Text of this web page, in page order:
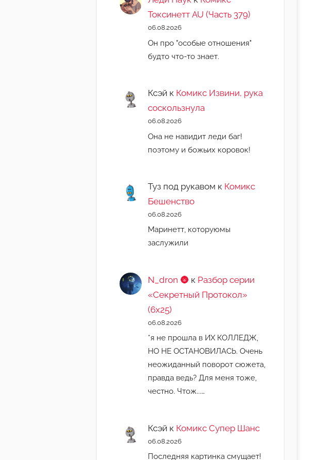
Токсинетт AU (Часть 379)
06.08.2026
Он про "особые отношения"
будто что-то знает.
Ксэй к Комикс Извини, рука
соскользнула
06.08.2026
Она не навидит леди баг!
поэтому и божьих коровок!
Туз под рукавом к Комикс
Бешенство
06.08.2026
Маринетт, которуюмы
заслужили
N_dron 🌚 к Разбор серии
«Секретный Протокол»
(6х25)
06.08.2026
*я не прошла в ИХ КОЛЛЕДЖ,
НО НЕ ОСТАНОВИЛАСЬ. Очень
неожиданный поворот сюжета,
правда ведь? Для меня тоже,
честно. Чтож...…
Ксэй к Комикс Супер Шанс
06.08.2026
Последняя картинка смущает!